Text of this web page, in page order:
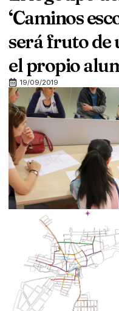
‘Caminos
será fruto de
el propio
19/09/2019